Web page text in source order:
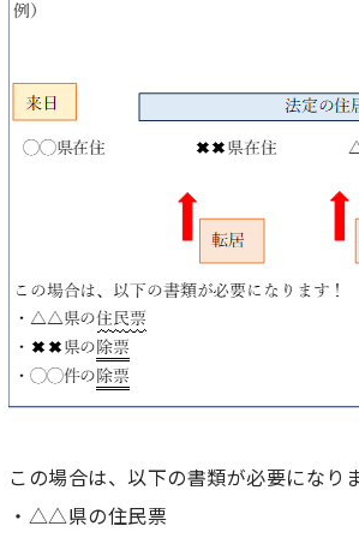
この場合は、以下の書類が必要になり
・△△県の住民票